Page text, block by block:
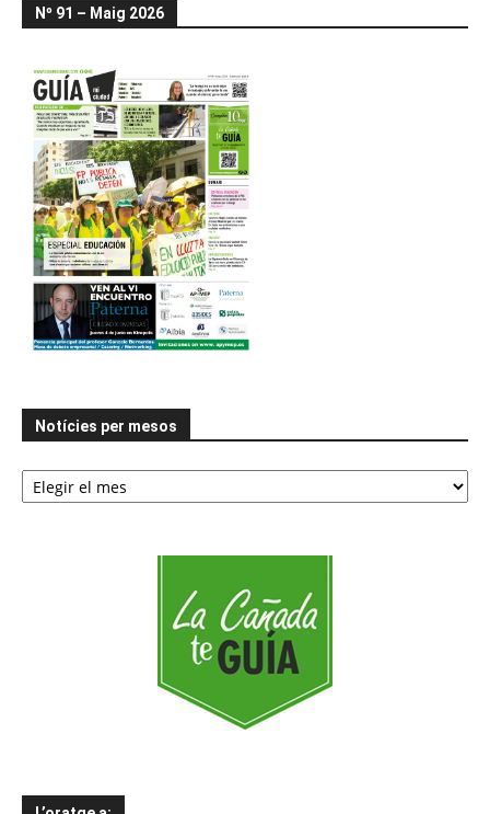
Nº 91 – Maig 2026
Notícies per mesos
Notícies
per